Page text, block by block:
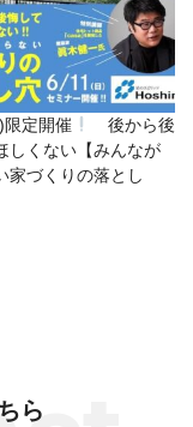
定開催
後から後
しくない【みんなが
家づくりの落とし
ら